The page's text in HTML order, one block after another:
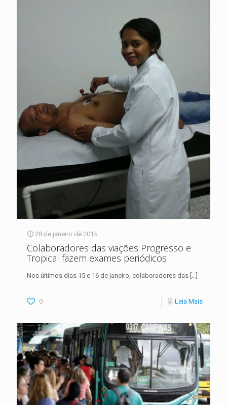
28 de janeiro de 2015
Colaboradores das viações Progresso e
Tropical fazem exames periódicos
Nos últimos dias 15 e 16 de janeiro, colaboradores das […]
0 Leia Mais